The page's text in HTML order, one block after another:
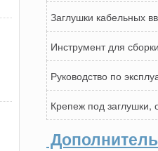
Заглушки кабельных
Инструмент для
Руководство по
Крепеж под заглушки,